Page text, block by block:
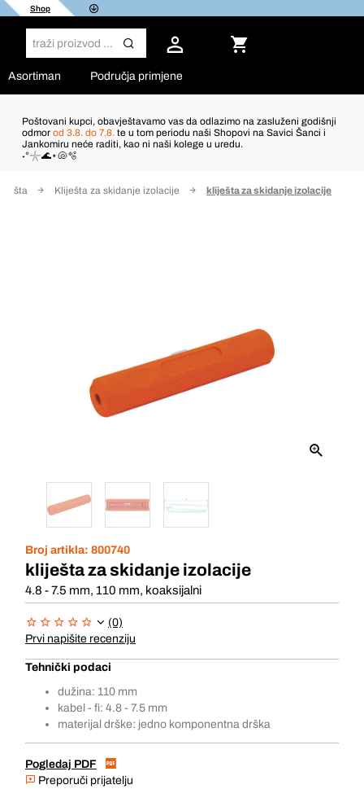
Shop
Asortiman Područja primjene
Poštovani kupci, obavještavamo vas da odlazimo na zasluženi godišnji
odmor od 3.8. do 7.8. te u tom periodu naši Shopovi na Savici Šanci i
Jankomiru neće raditi, kao ni naši kolege u uredu.
˖°𓇼🌊⋆🐚🫧
Kliješta za skidanje izolacije kliješta za skidanje izolacije
Broj artikla: 800740
kliješta za skidanje izolacije
4.8 - 7.5 mm, 110 mm, koaksijalni
(0)
Prvi napišite recenziju
Tehnički podaci
dužina: 110 mm
kabel - fi: 4.8 - 7.5 mm
materijal drške: jedno komponentna drška
Pogledaj PDF
Preporuči prijatelju